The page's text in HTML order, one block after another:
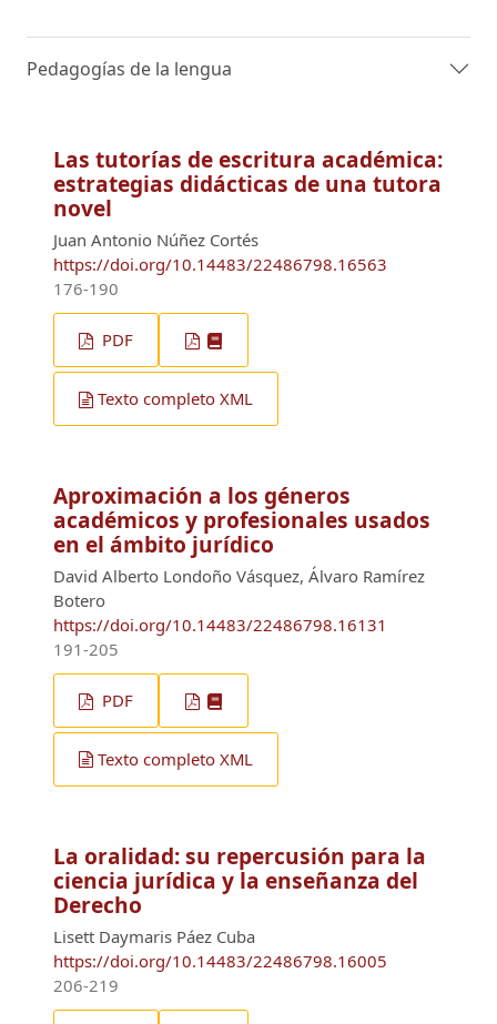
Pedagogías de la lengua
Las tutorías de escritura académica:
estrategias didácticas de una tutora
novel
Juan Antonio Núñez Cortés
https://doi.org/10.14483/22486798.16563
176-190
PDF
Texto completo XML
Aproximación a los géneros
académicos y profesionales usados
en el ámbito jurídico
David Alberto Londoño Vásquez, Álvaro Ramírez
Botero
https://doi.org/10.14483/22486798.16131
191-205
PDF
Texto completo XML
La oralidad: su repercusión para la
ciencia jurídica y la enseñanza del
Derecho
Lisett Daymaris Páez Cuba
https://doi.org/10.14483/22486798.16005
206-219